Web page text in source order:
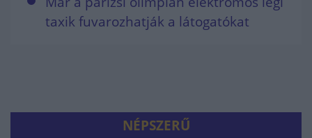
taxik fuvarozhatják a látogatókat
NÉPSZERŰ